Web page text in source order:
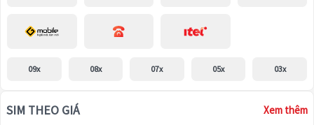
09x 08x 07x 05x 03x
SIM THEO GIÁ Xem thêm